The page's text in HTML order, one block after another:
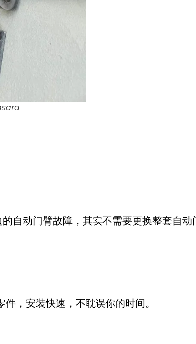
自动门臂故障，其实不需要更换整套自
，安装快速，不耽误你的时间。